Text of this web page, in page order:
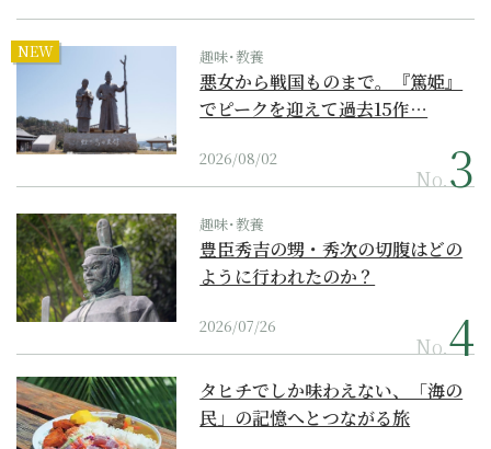
NEW 趣味･教養
悪女から戦国ものまで。『篤姫』
でピークを迎えて過去15作…
2026/08/02
No.
趣味･教養
豊臣秀吉の甥・秀次の切腹はどの
ように行われたのか？
2026/07/26
No.
タヒチでしか味わえない、「海の
民」の記憶へとつながる旅